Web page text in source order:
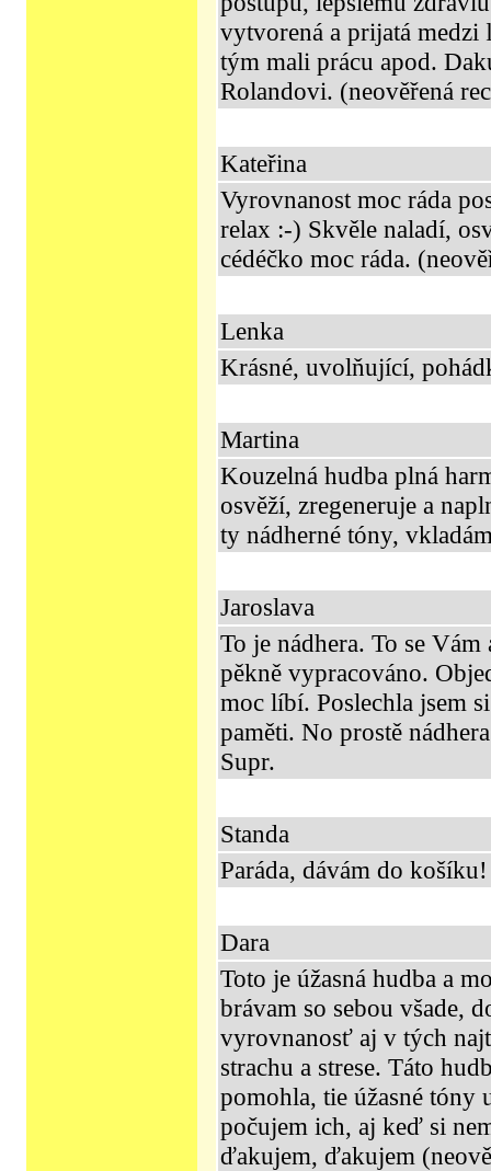
vytvorená a prijatá
tým mali prácu apod.
Rolandovi. (neověřená
Kateřina
Vyrovnanost moc ráda
relax :-) Skvěle naladí,
cédéčko moc ráda.
Lenka
Krásné, uvolňující,
Martina
Kouzelná hudba plná
osvěží, zregeneruje a
ty nádherné tóny,
Jaroslava
To je nádhera. To se
pěkně vypracováno.
moc líbí. Poslechla jsem
paměti. No prostě
Supr.
Standa
Paráda, dávám do košíku!
Dara
Toto je úžasná hudba a
brávam so sebou všade,
vyrovnanosť aj v tých
strachu a strese. Táto
pomohla, tie úžasné tóny
počujem ich, aj keď si
ďakujem, ďakujem